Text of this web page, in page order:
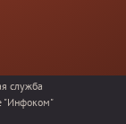
служба
"Инфоком"